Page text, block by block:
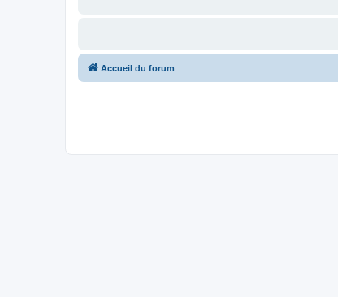
Accueil du forum